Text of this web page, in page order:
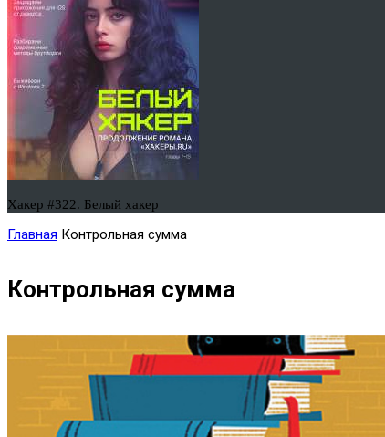
Хакер #322. Белый хакер
Главная Контрольная сумма
Контрольная сумма